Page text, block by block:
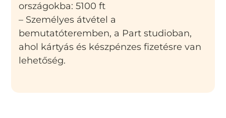
országokba: 5100 ft
– Személyes átvétel a
bemutatóteremben, a Part studioban,
ahol kártyás és készpénzes fizetésre van
lehetőség.